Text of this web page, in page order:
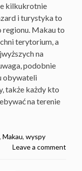
kilkukrotnie
i turystyka to
regionu. Makau to
terytorium, a
na
podobnie
obywateli
także każdy kto
na terenie
, Makau, wyspy
Leave a comment